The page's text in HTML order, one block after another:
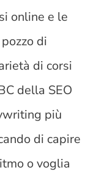
online e le
di
di corsi
della SEO
più
di capire
o voglia